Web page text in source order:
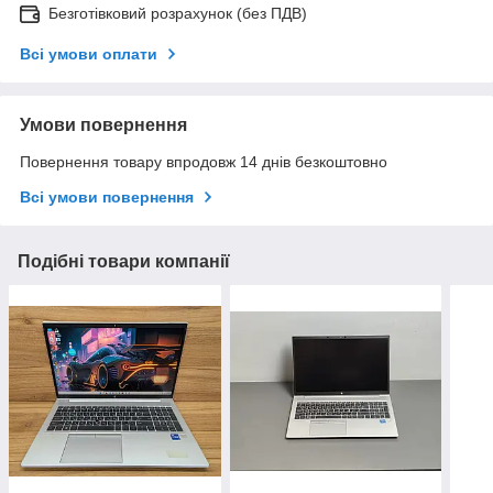
Безготівковий розрахунок (без ПДВ)
Всі умови оплати
Умови повернення
Повернення товару впродовж 14 днів безкоштовно
Всі умови повернення
Подібні товари компанії